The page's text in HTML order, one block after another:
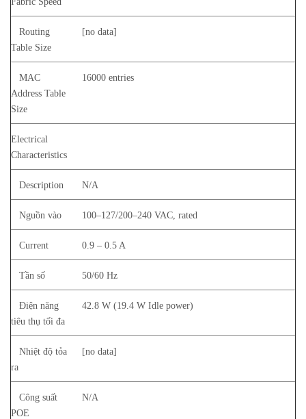
Routing
Table Size
[no data]
MAC
Address Table
Size
16000 entries
Electrical
Characteristics
Description N/A
Nguồn vào 100–127/200–240 VAC, rated
Current 0.9 – 0.5 A
Tần số 50/60 Hz
Điện năng
tiêu thụ tối đa
42.8 W (19.4 W Idle power)
Nhiệt độ tỏa
ra
[no data]
Công suất
POE
N/A